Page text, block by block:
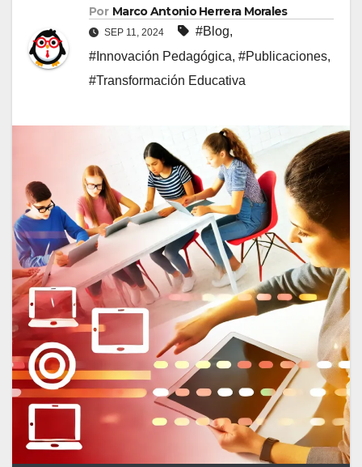
Por Marco Antonio Herrera Morales
SEP 11, 2024 #Blog,
#Innovación Pedagógica, #Publicaciones,
#Transformación Educativa